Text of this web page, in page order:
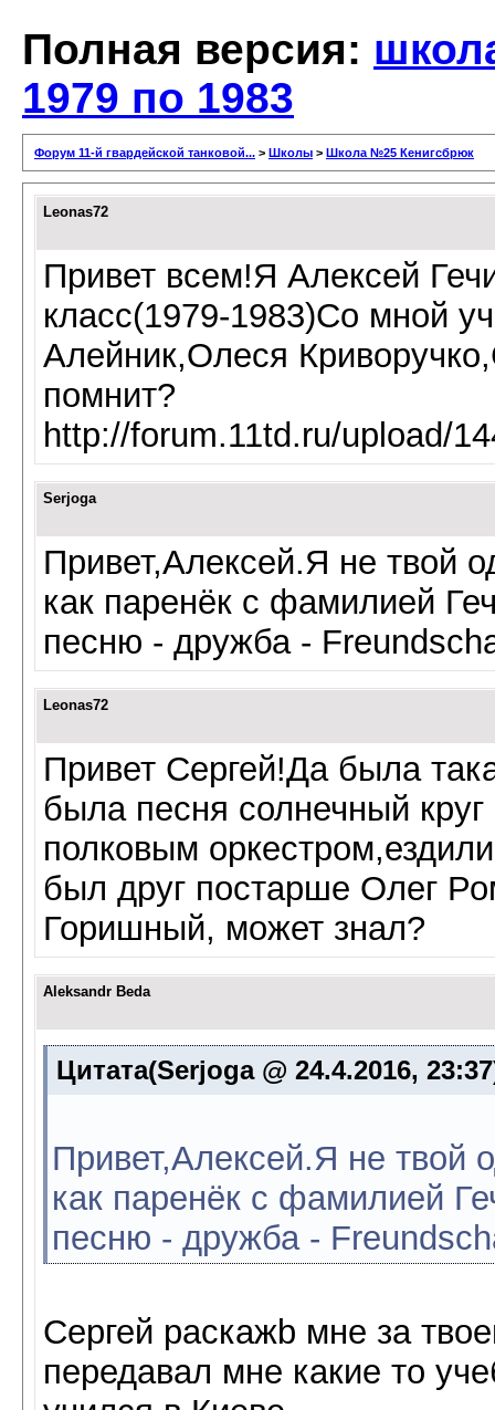
Полная версия:
1979 по 1983
Форум 11-й гвардейской танковой... > Школы > Школа №25 Кенигсбрюк
Leonas72
Привет всем!Я Алексей
класс(1979-1983)Со мной
Алейник,Олеся
помнит?
http://forum.11td.ru/upload/
Serjoga
Привет,Алексей.Я не твой
как паренёк с фамилией
песню - дружба -
Leonas72
Привет Сергей!Да была
была песня солнечный
полковым
был друг постарше Олег
Горишный, может знал?
Aleksandr Beda
Цитата(Serjoga @ 24.4.2016,
Привет,Алексей.Я не твой
как паренёк с фамилией
песню - дружба -
Cергей раскажb мне за
передавал мне какие то